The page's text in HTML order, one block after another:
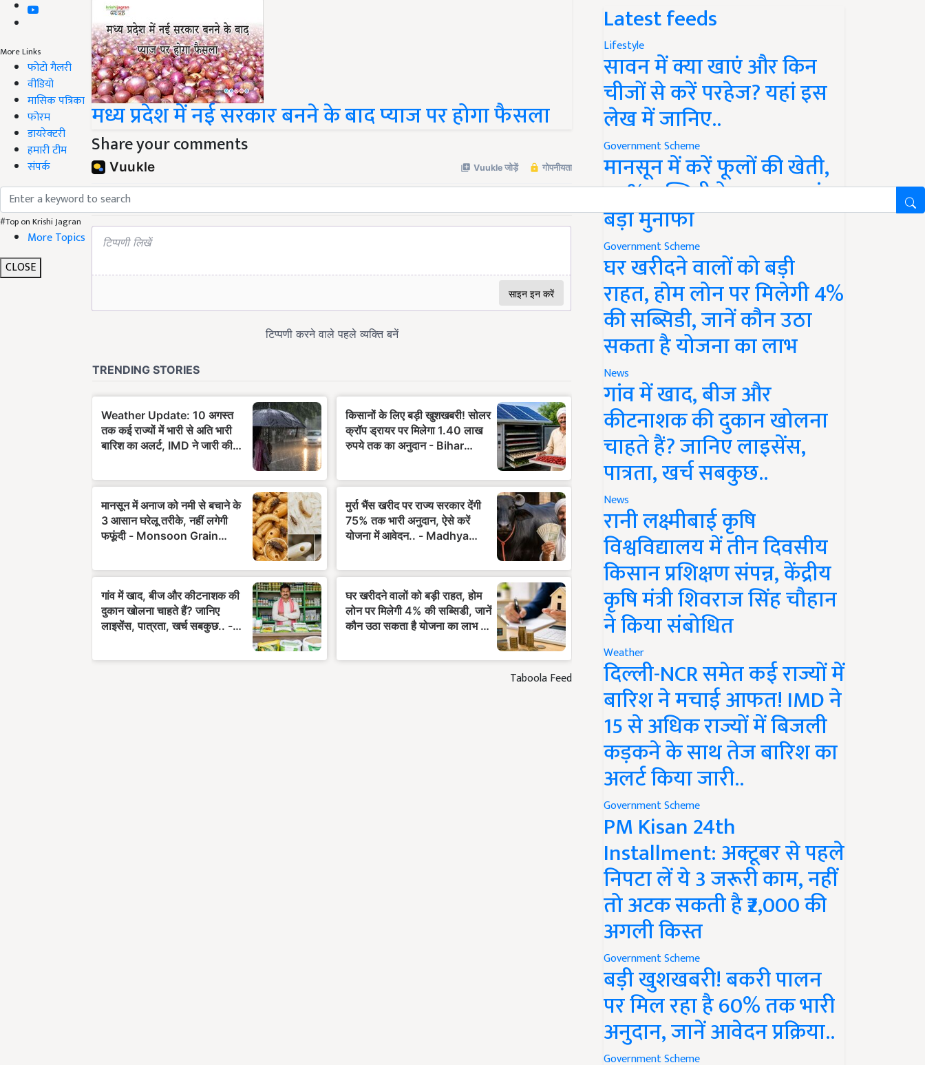
More Links
फोटो गैलरी
वीडियो
मासिक पत्रिका
फोरम
डायरेक्टरी
हमारी टीम
संपर्क
#Top on Krishi Jagran
More Topics
CLOSE
मध्य प्रदेश में नई सरकार बनने के बाद प्याज पर होगा फैसला
Share your comments
Taboola Feed
Latest feeds
Lifestyle
सावन में क्या खाएं और किन
चीजों से करें परहेज? यहां इस
लेख में जानिए..
Government Scheme
मानसून में करें फूलों की खेती,
50% सब्सिडी के साथ कमाएं
बड़ा मुनाफा
Government Scheme
घर खरीदने वालों को बड़ी
राहत, होम लोन पर मिलेगी 4%
की सब्सिडी, जानें कौन उठा
सकता है योजना का लाभ
News
गांव में खाद, बीज और
कीटनाशक की दुकान खोलना
चाहते हैं? जानिए लाइसेंस,
पात्रता, खर्च सबकुछ..
News
रानी लक्ष्मीबाई कृषि
विश्वविद्यालय में तीन दिवसीय
किसान प्रशिक्षण संपन्न, केंद्रीय
कृषि मंत्री शिवराज सिंह चौहान
ने किया संबोधित
Weather
दिल्ली-NCR समेत कई राज्यों में
बारिश ने मचाई आफत! IMD ने
15 से अधिक राज्यों में बिजली
कड़कने के साथ तेज बारिश का
अलर्ट किया जारी..
Government Scheme
PM Kisan 24th
Installment: अक्टूबर से पहले
निपटा लें ये 3 जरूरी काम, नहीं
तो अटक सकती है ₹2,000 की
अगली किस्त
Government Scheme
बड़ी खुशखबरी! बकरी पालन
पर मिल रहा है 60% तक भारी
अनुदान, जानें आवेदन प्रक्रिया..
Government Scheme